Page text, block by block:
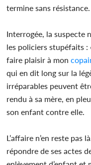
termine sans résistance.
Interrogée, la suspecte
les policiers stupéfaits :
faire plaisir à mon
qui en dit long sur la
irréparables peuvent
rendu à sa mère, en
son enfant contre elle.
L’affaire n’en reste pas
répondre de ses actes